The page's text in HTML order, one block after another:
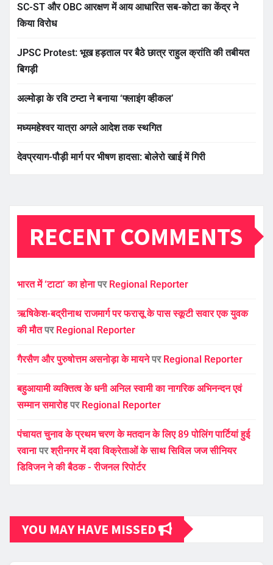
SC-ST और OBC आरक्षण में आय आधारित सब-कोटा का केंद्र ने
किया विरोध
JPSC Protest: भूख हड़ताल पर बैठे छात्र राहुल क्रांति की तबीयत
बिगड़ी
अल्मोड़ा के रवि टम्टा ने बनाया ‘फ्लाइंग व्हीकल’
मध्यमहेश्वर यात्रा अगले आदेश तक स्थगित
देवप्रयाग-पौड़ी मार्ग पर भीषण हादसा: बोलेरो खाई में गिरी
RECENT COMMENTS
भारत में ‘टाटा’ का होनापर Regional Reporter
ऋषिकेश-बद्रीनाथ राजमार्ग पर फरासू के पास स्कूटी सवार एक युवक
की मौतपर Regional Reporter
गैरसैण और पुरुषोत्तम असनोड़ा के मायनेपर Regional Reporter
बहुआयामी व्यक्तित्व के धनी अनिल स्वामी का नागरिक अभिनन्दन एवं
सम्मान समारोहपर Regional Reporter
पंचायत चुनाव के प्रथम चरण के मतदान के लिए 89 पोलिंग पार्टियां हुई
रवानापरश्रीनगर में दवा विक्रेताओं के साथ सिविल जज सीनियर
डिविजन ने की बैठक - रीजनल रिपोर्टर
YOU MAY HAVE MISSED